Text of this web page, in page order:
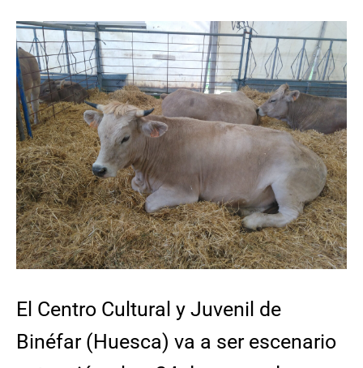
El Centro Cultural y Juvenil de
Binéfar (Huesca) va a ser escenario